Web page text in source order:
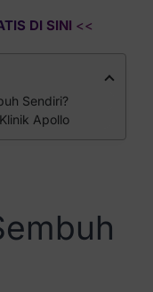
DI SINI <<
Sendiri?
Apollo